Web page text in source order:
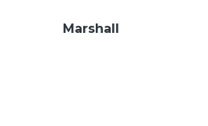
Marshall